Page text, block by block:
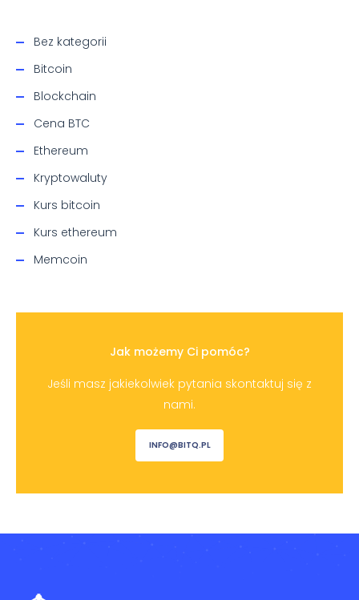
Bez kategorii
Bitcoin
Blockchain
Cena BTC
Ethereum
Kryptowaluty
Kurs bitcoin
Kurs ethereum
Memcoin
Jak możemy Ci pomóc?
Jeśli masz jakiekolwiek pytania skontaktuj się z
nami.
INFO@BITQ.PL